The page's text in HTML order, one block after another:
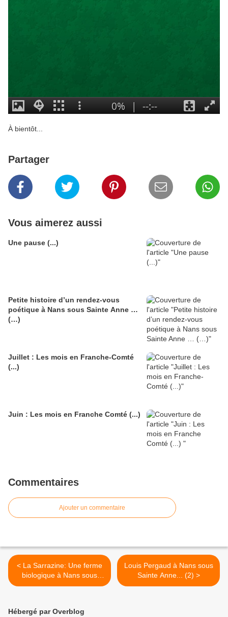
À bientôt...
Partager
Vous aimerez aussi
Une pause (...)
Petite histoire d’un rendez-vous
poétique à Nans sous Sainte Anne …
(…)
Juillet : Les mois en Franche-Comté
(...)
Juin : Les mois en Franche Comté (...)
Commentaires
Ajouter un commentaire
< La Sarrazine: Une ferme
biologique à Nans sous
Sainte Anne... (2)
Louis Pergaud à Nans sous
Sainte Anne... (2) >
Hébergé par Overblog